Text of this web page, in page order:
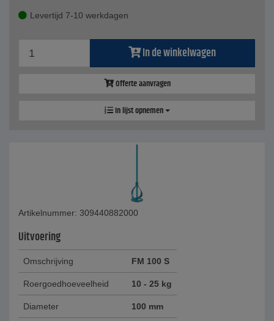
Levertijd 7-10 werkdagen
In de winkelwagen
Offerte aanvragen
In lijst opnemen
Artikelnummer: 309440882000
Uitvoering
Omschrijving FM 100 S
Roergoedhoeveelheid 10 - 25 kg
Diameter 100 mm